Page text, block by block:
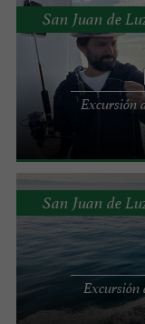
Excursión
San Juan de
Excursión
San Juan de